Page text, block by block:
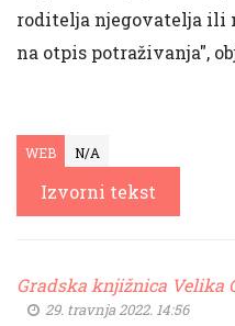
roditelja njegovatelja ili
na otpis potraživanja",
WEB N/A
Izvorni tekst
Gradska knjižnica Velika
29. travnja 2022. 14:56